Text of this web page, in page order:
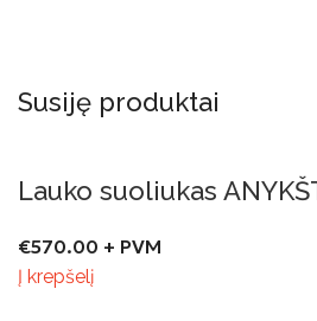
Susiję produktai
Lauko suoliukas
€570.00 + PVM
Į krepšelį